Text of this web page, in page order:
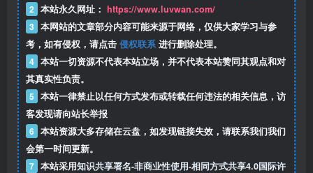
2 本站永久网址： https://www.luvwan.com/
3 本网站的文章部分内容可能来源于网络，仅供大家学习与参
考，如有侵权，请点击 侵权联系 进行删除处理。
4 本站一切资源不代表本站立场，并不代表本站赞同其观点和对
其真实性负责。
5 本站一律禁止以任何方式发布或转载任何违法的相关信息，访
客发现请向站长举报
6 本站资源大多存储在云盘，如发现链接失效，请联系我们我们
会第一时间更新。
7 本站采用知识共享署名-非商业性使用-相同方式共享4.0国际许